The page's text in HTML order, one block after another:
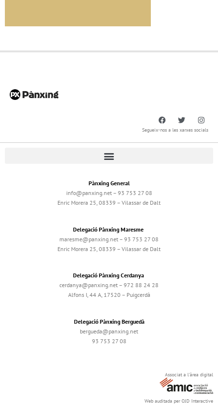
Segueix-nos a les xarxes socials
Pànxing General
info@panxing.net – 93 753 27 08
Enric Morera 25, 08339 – Vilassar de Dalt
Delegació Pànxing Maresme
maresme@panxing.net – 93 753 27 08
Enric Morera 25, 08339 – Vilassar de Dalt
Delegació Pànxing Cerdanya
cerdanya@panxing.net – 972 88 24 28
Alfons I, 44 A, 17520 – Puigcerdà
Delegació Pànxing Berguedà
bergueda@panxing.net
93 753 27 08
Associat a l'àrea digital
Web auditada per OJD Interactive